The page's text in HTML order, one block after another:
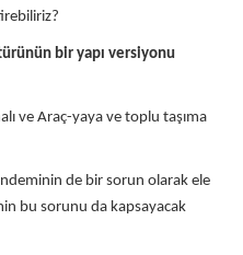
bir yapı versiyonu
ve Araç-yaya ve toplu taşıma
de bir sorun olarak ele
bu sorunu da kapsayacak